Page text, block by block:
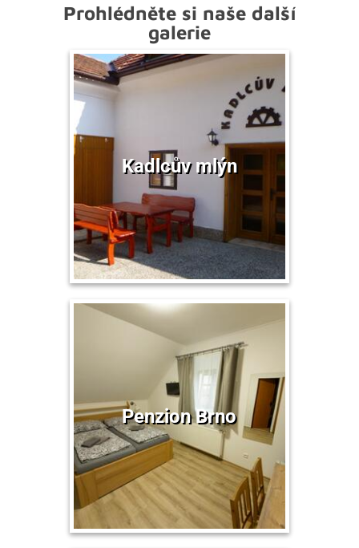
Prohlédněte si naše další
galerie
Kadlcův mlýn
Penzion Brno